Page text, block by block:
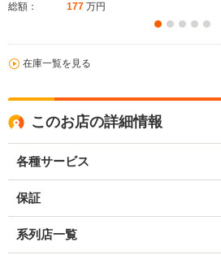
総額：
177 万円
在庫一覧を見る
このお店の詳細情報
各種サービス
保証
系列店一覧